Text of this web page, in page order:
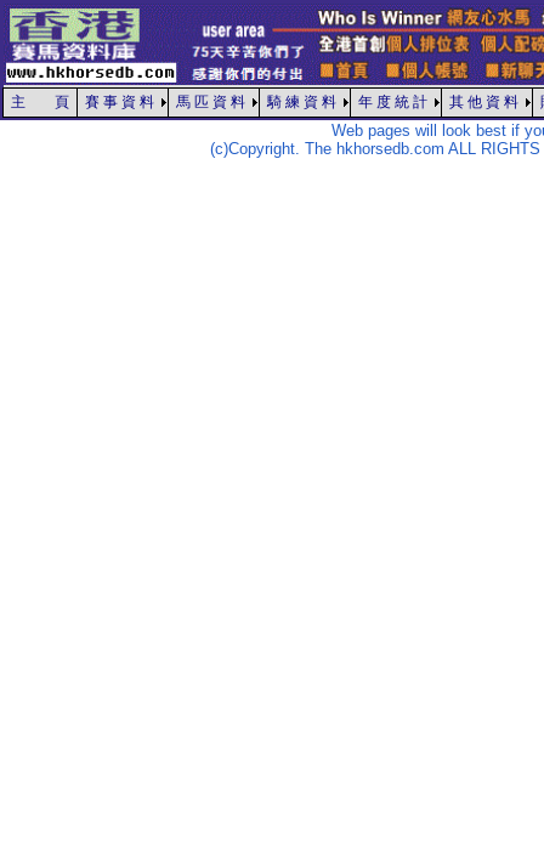
主 頁 賽 事 資 料 馬 匹 資 料 騎 練 資 料 年 度 統 計 其 他 資 料
Web pages will look best if
(c)Copyright. The hkhorsedb.com ALL